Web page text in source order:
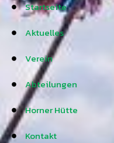
Startseite
Aktuelles
Verein
Abteilungen
Horner Hütte
Kontakt